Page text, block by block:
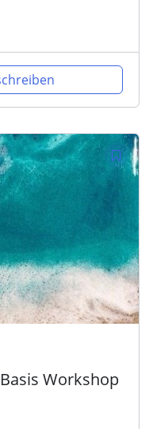
Workshop